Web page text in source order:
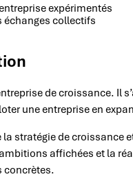
expérimentés
échanges collectifs
de croissance. Il
une entreprise en
stratégie de croissance
affichées et la
concrètes.